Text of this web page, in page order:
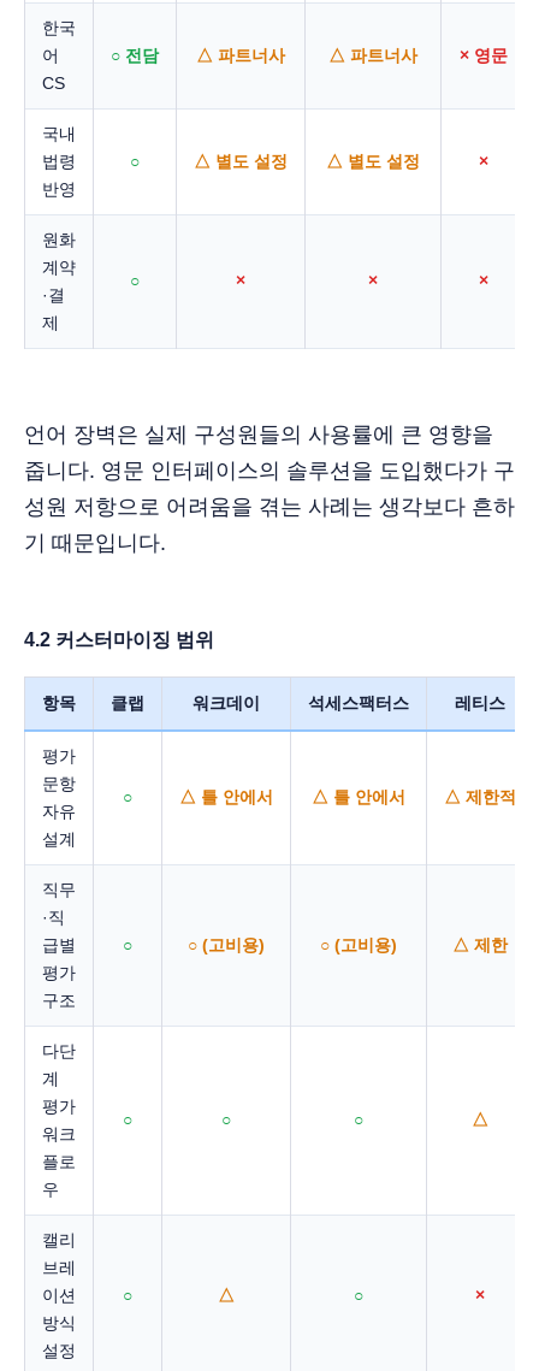
한국
어
CS
○ 전담 △ 파트너사 △ 파트너사 × 영문
국내
법령
반영
○ △ 별도 설정 △ 별도 설정 ×
원화
계약
·결
제
○ × × ×
언어 장벽은 실제 구성원들의 사용률에 큰 영향을
줍니다. 영문 인터페이스의 솔루션을 도입했다가 구
성원 저항으로 어려움을 겪는 사례는 생각보다 흔하
기 때문입니다.
4.2 커스터마이징 범위
항목 클랩 워크데이 석세스팩터스 레티스
평가
문항
자유
설계
○ △ 틀 안에서 △ 틀 안에서 △ 제한적
직무
·직
급별
평가
구조
○ ○ (고비용) ○ (고비용) △ 제한
다단
계
평가
워크
플로
우
○ ○ ○ △
캘리
브레
이션
방식
설정
○ △ ○ ×